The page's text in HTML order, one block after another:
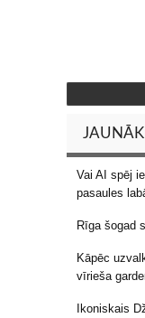
Vai AI spēj
pasaules
Rīga šogad
Kāpēc
vīrieša
Ikoniskais